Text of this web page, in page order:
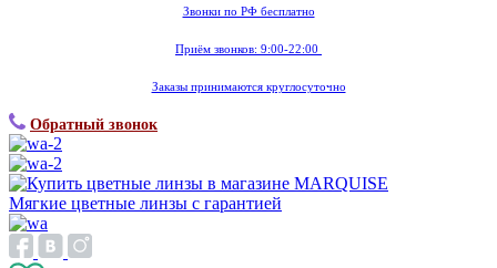
Звонки по РФ бесплатно
Приём звонков: 9:00-22:00
Заказы принимаются круглосуточно
Обратный звонок
Мягкие цветные линзы с гарантией